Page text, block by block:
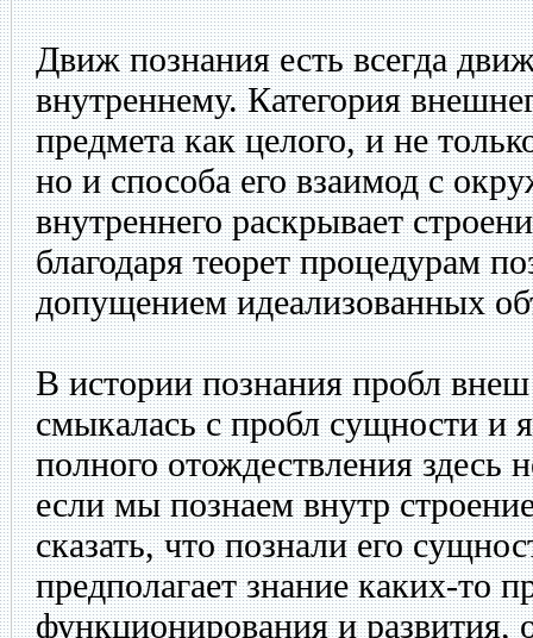
Движ познания есть всегда
внутреннему. Категория
предмета как целого, и не
но и способа его взаимод с
внутреннего раскрывает
благодаря теорет процедурам
допущением идеализованных
В истории познания пробл
смыкалась с пробл сущности и
полного отождествления здесь
если мы познаем внутр
сказать, что познали его
предполагает знание каких-то
функционирования и развития,